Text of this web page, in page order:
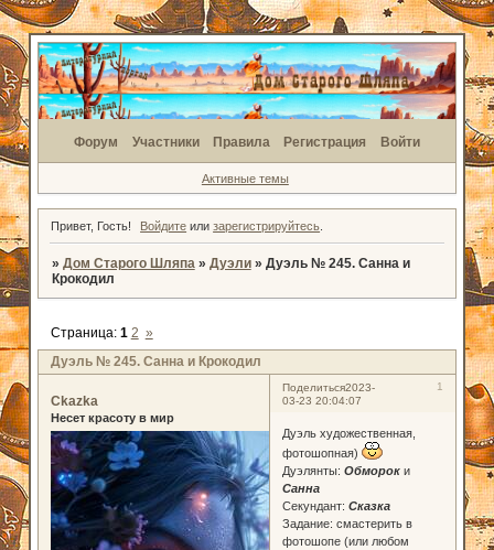
Форум Участники Правила Регистрация Войти
Активные темы
Привет, Гость! Войдите илизарегистрируйтесь
» Дом Старого Шляпа » Дуэли » Дуэль № 245. Санна и
Крокодил
Дуэль № 245. Санна и Крокодил
Страница: 1 2 »
Поделиться 1
2023-
03-23 20:04:07
Ckazka
Несет красоту в мир
Дуэль художественная,
фотошопная)
Дуэлянты: Обморок и
Санна
Секундант: Сказка
Задание: смастерить в
фотошопе (или любом